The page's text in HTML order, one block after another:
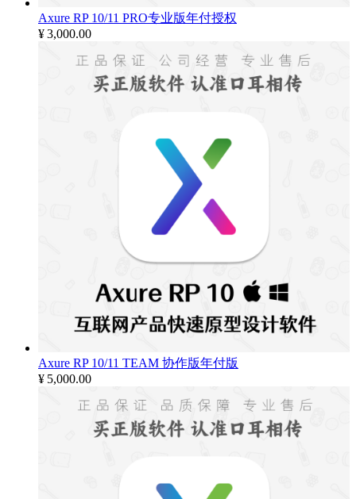
Axure RP 10/11 PRO专业版年付授权
¥3,000.00
Axure RP 10/11 TEAM 协作版年付版
¥ 5,000.00